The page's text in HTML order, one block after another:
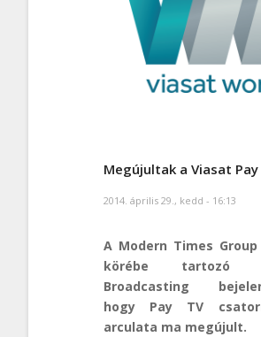
Megújultak a Viasat
2014. április 29., kedd - 16:13
A Modern Times Group
körébe tartozó
Broadcasting
hogy Pay TV
arculata ma megújult.